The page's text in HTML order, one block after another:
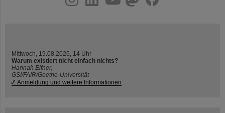
Mittwoch, 19.08.2026, 14 Uhr
Warum existiert nicht einfach nichts?
Hannah Elfner,
GSI/FAIR/Goethe-Universität
Anmeldung und weitere Informationen